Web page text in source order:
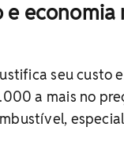
e economia
seu custo
a mais no